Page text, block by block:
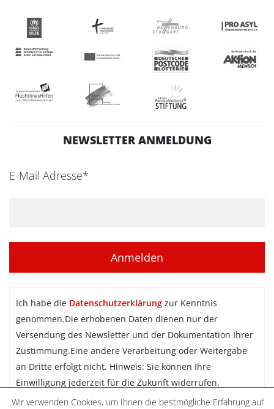
NEWSLETTER ANMELDUNG
E-Mail Adresse*
Ich habe die Datenschutzerklärung zur Kenntnis
genommen.Die erhobenen Daten dienen nur der
Versendung des Newsletter und der Dokumentation Ihrer
Zustimmung.Eine andere Verarbeitung oder Weitergabe
an Dritte erfolgt nicht. Hinweis: Sie können Ihre
Einwilligung jederzeit für die Zukunft widerrufen.
Wir verwenden Cookies, um Ihnen die bestmögliche Erfahrung auf